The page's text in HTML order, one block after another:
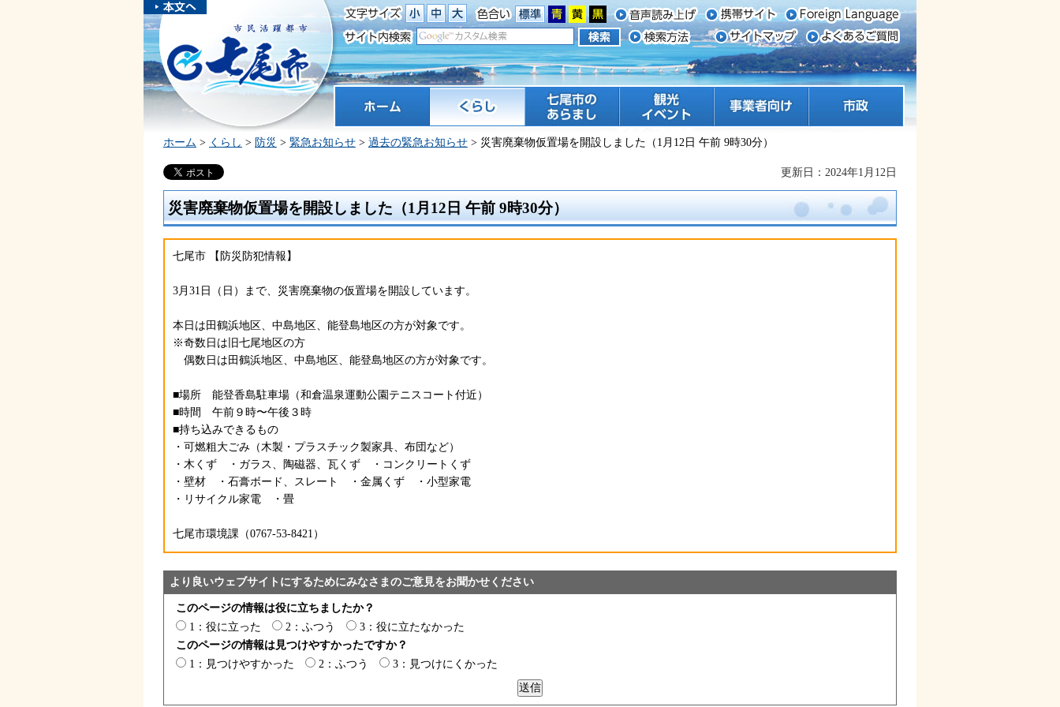
本文へスキ
ップしま
す。
市民活躍都市 七尾市
くらし 七尾市のあらまし 観光 イベント
ホーム > くらし > 防災 > 緊急お知らせ > 過去の緊急お知らせ > 災害廃棄物仮置場を開設しました（1月12日 午前 9時30分）
更新日：2024年1月12日
災害廃棄物仮置場を開設しました（1月12日 午前 9時30分）
七尾市 【防災防犯情報】
3月31日（日）まで、災害廃棄物の仮置場を開設しています。
本日は田鶴浜地区、中島地区、能登島地区の方が対象です。
※奇数日は旧七尾地区の方
偶数日は田鶴浜地区、中島地区、能登島地区の方が対象です。
■場所 能登香島駐車場（和倉温泉運動公園テニスコート付近）
■時間 午前９時〜午後３時
■持ち込みできるもの
・可燃粗大ごみ（木製・プラスチック製家具、布団など）
・木くず ・ガラス、陶磁器、瓦くず ・コンクリートくず
・壁材 ・石膏ボード、スレート ・金属くず ・小型家電
・リサイクル家電 ・畳
七尾市環境課（0767-53-8421）
より良いウェブサイトにするためにみなさまのご意見をお聞かせください
このページの情報は役に立ちましたか？
1：役に立った
2：ふつう
3：役に立たなかった
このページの情報は見つけやすかったですか？
1：見つけやすかった
2：ふつう 3：見つけにくかった